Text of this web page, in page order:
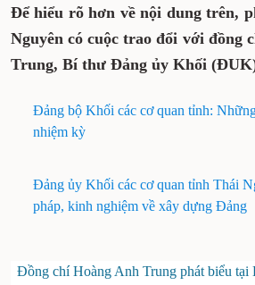
Để hiểu rõ hơn về nội dung trên,
Nguyên có cuộc trao đổi với đồng
Trung, Bí thư Đảng ủy Khối
Đảng bộ Khối các cơ quan tỉnh:
nhiệm kỳ
Đảng ủy Khối các cơ quan tỉnh Thái
pháp, kinh nghiệm về xây dựng Đảng
Đồng chí Hoàng Anh Trung phát biểu tại